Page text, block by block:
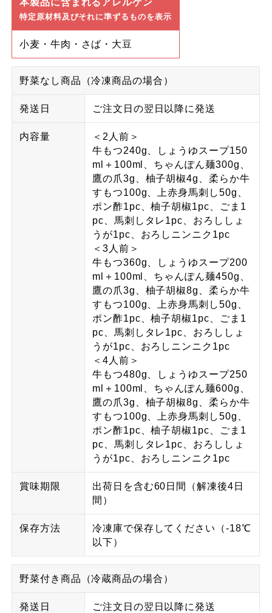
本製品に含まれるアレルゲン
特定原材料及びそれに準ずるものを表示
小麦・牛肉・さば・大豆
野菜なし商品（冷凍商品の場合）
発送日 ご注文日の翌日以降に発送
内容量
＜2人前＞
牛もつ240g、しょうゆスープ150
ml＋100ml、ちゃんぽん麺300g、
鷹の爪3g、柚子胡椒4g、柔らか牛
すもつ100g、上赤身馬刺し50g、
ポン酢1pc、柚子胡椒1pc、ごま1
pc、馬刺しタレ1pc、おろししょ
うが1pc、おろしニンニク1pc
＜3人前＞
牛もつ360g、しょうゆスープ200
ml＋100ml、ちゃんぽん麺450g、
鷹の爪3g、柚子胡椒8g、柔らか牛
すもつ100g、上赤身馬刺し50g、
ポン酢1pc、柚子胡椒1pc、ごま1
pc、馬刺しタレ1pc、おろししょ
うが1pc、おろしニンニク1pc
＜4人前＞
牛もつ480g、しょうゆスープ250
ml＋100ml、ちゃんぽん麺600g、
鷹の爪3g、柚子胡椒8g、柔らか牛
すもつ100g、上赤身馬刺し50g、
ポン酢1pc、柚子胡椒1pc、ごま1
pc、馬刺しタレ1pc、おろししょ
うが1pc、おろしニンニク1pc
賞味期限
出荷日を含む60日間（解凍後4日
間）
保存方法
冷凍庫で保存してください（-18℃
以下）
野菜付き商品（冷蔵商品の場合）
発送日 ご注文日の翌日以降に発送